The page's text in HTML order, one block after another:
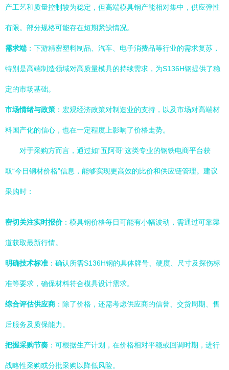
产工艺和质量控制较为稳定，但高端模具钢产能相对集中，供应弹性
有限。部分规格可能存在短期紧缺情况。
需求端 ：下游精密塑料制品、汽车、电子消费品等行业的需求复苏，
特别是高端制造领域对高质量模具的持续需求，为S136H钢提供了稳
定的市场基础。
市场情绪与政策 ：宏观经济政策对制造业的支持，以及市场对高端材
料国产化的信心，也在一定程度上影响了价格走势。
对于采购方而言，通过如“五阿哥”这类专业的钢铁电商平台获
取“今日钢材价格”信息，能够实现更高效的比价和供应链管理。建议
采购时：
密切关注实时报价：模具钢价格每日可能有小幅波动，需通过可靠渠
道获取最新行情。
明确技术标准 ：确认所需S136H钢的具体牌号、硬度、尺寸及探伤标
准等要求，确保材料符合模具设计需求。
综合评估供应商 ：除了价格，还需考虑供应商的信誉、交货周期、售
后服务及质保能力。
把握采购节奏 ：可根据生产计划，在价格相对平稳或回调时期，进行
战略性采购或分批采购以降低风险。